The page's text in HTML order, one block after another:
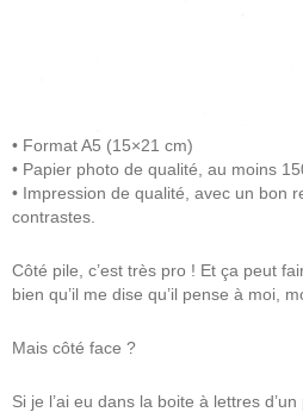
• Format A5 (15×21 cm)
• Papier photo de qualité, au moins
• Impression de qualité, avec un bon
contrastes.
Côté pile, c’est très pro ! Et ça peut
bien qu’il me dise qu’il pense à moi,
Mais côté face ?
Si je l’ai eu dans la boite à lettres